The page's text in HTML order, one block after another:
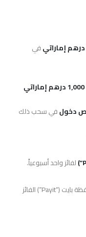
في
1,000 درهم إماراتي
في سحب ذلك
لفائز واحدأسبوعياً.
– سيتم إضافة نقاط المكافآت تلقائياً إلى محفظة بايت (“Payit”) الفائز